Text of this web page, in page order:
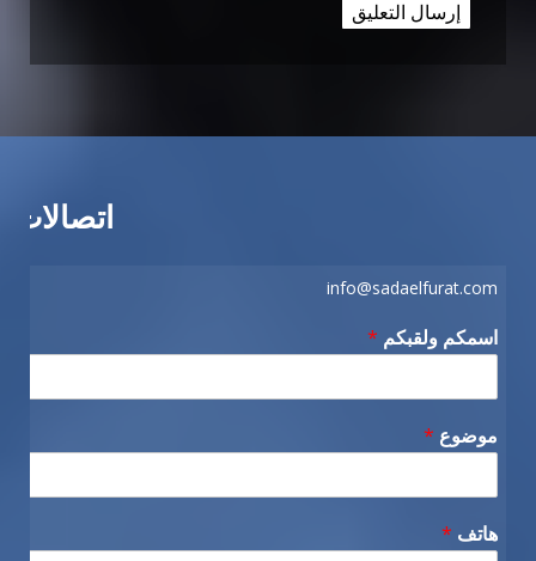
اتصالات
info@sadaelfurat.com
اسمكم ولقبكم *
موضوع *
هاتف *